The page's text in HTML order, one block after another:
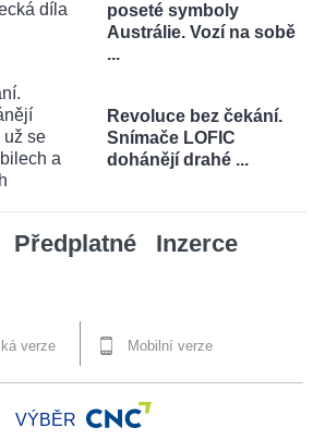
poseté symboly
Austrálie. Vozí na sobě
...
Revoluce bez čekání.
Snímače LOFIC
dohánějí drahé ...
Předplatné Inzerce
verze Mobilní verze
VÝBĚR